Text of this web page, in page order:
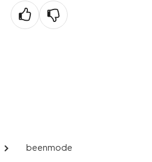
beenmode